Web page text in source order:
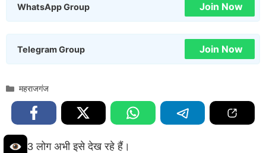
WhatsApp Group Join Now
Telegram Group Join Now
Categories
महराजगंज
3 लोग अभी इसे देख रहे हैं।